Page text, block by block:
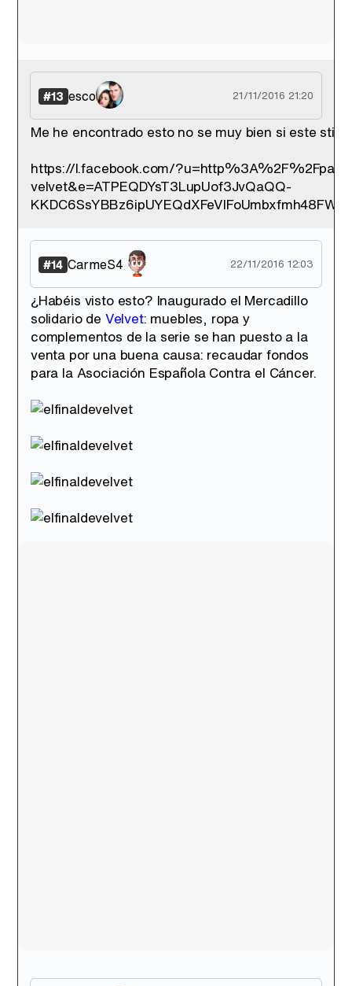
#13 esco 21/11/2016 21:20
Me he encontrado esto no se muy bien si este
https://l.facebook.com/
velvet&e=ATPEQDYsT3LupUof3JvQaQQ-
#14 CarmeS4 22/11/2016 12:03
¿Habéis visto esto? Inaugurado el Mercadillo
solidario de Velvet: muebles, ropa y
complementos de la serie se han puesto a la
venta por una buena causa: recaudar fondos
para la Asociación Española Contra el Cáncer.